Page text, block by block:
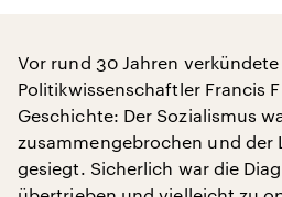
Vor rund 30 Jahren
Politikwissenschaftler Francis
Geschichte: Der Sozialismus
zusammengebrochen und der
gesiegt. Sicherlich war die